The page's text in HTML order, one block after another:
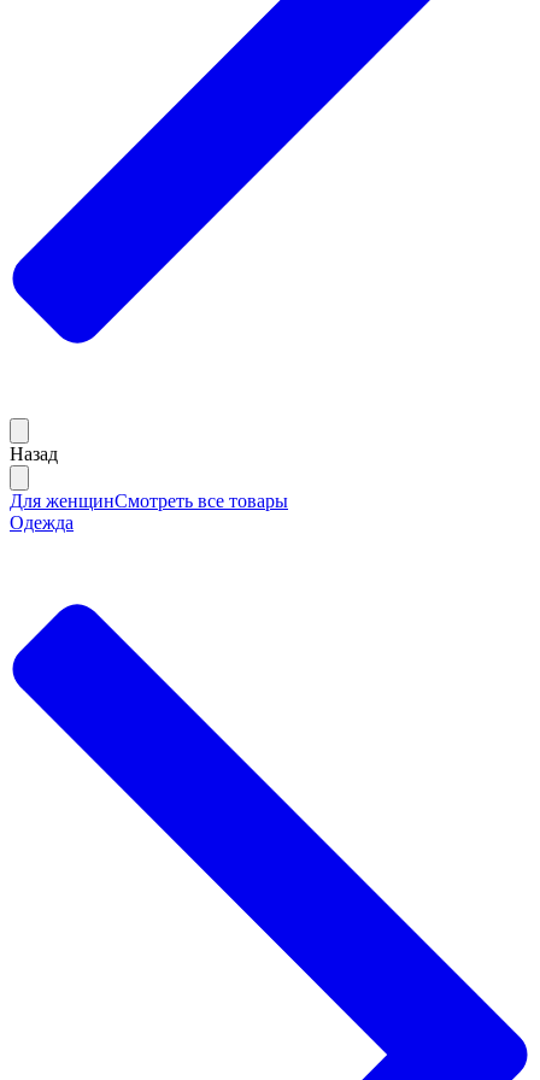
Назад
Для женщинСмотреть все товары
Одежда